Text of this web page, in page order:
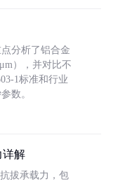
分析了铝合金
），并对比不
1标准和行业
数。
详解
拔承载力，包